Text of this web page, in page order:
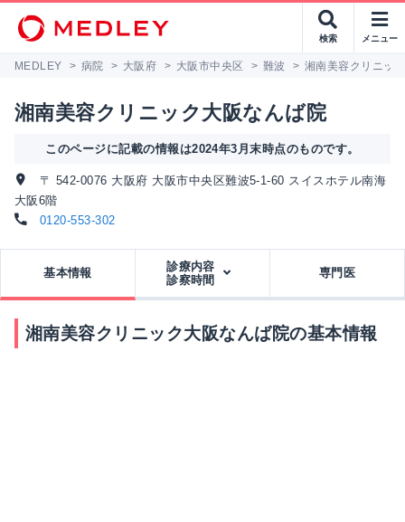
検索 メニュー
MEDLEY > 病院 > 大阪府 > 大阪市中央区 > 難波 > 湘南美容クリニッ
湘南美容クリニック大阪なんば院
このページに記載の情報は2024年3月末時点のものです。
〒 542-0076 大阪府 大阪市中央区難波5-1-60 スイスホテル南海
大阪6階
0120-553-302
基本情報
診療内容
診察時間
専門医
湘南美容クリニック大阪なんば院の基本情報